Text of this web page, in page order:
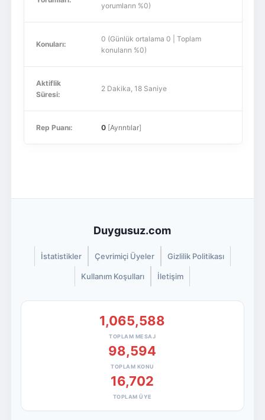
yorumların %0)
Konuları:
0 (Günlük ortalama 0 | Toplam
konuların %0)
Aktiflik
Süresi:
2 Dakika, 18 Saniye
Rep Puanı: 0[Ayrıntılar]
Duygusuz.com
İstatistikler Çevrimiçi Üyeler Gizlilik Politikası
Kullanım Koşulları İletişim
1,065,588
TOPLAM MESAJ
98,594
TOPLAM KONU
16,702
TOPLAM ÜYE